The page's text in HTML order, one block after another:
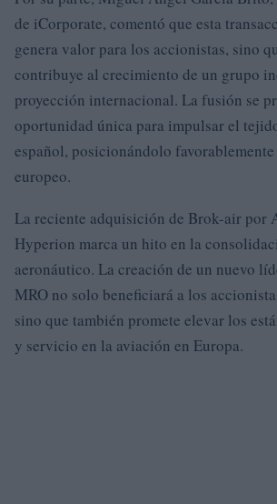
de iCorporate, comentó que esta
genera valor para los accionistas, sino
contribuye al crecimiento de un grupo
proyección internacional. La fusión se
oportunidad única para impulsar el
español, posicionándolo
europeo.
La reciente adquisición de Brok-air por
Hyperion marca un hito en la
aeronáutico. La creación de un nuevo
MRO no solo beneficiará a los
sino que también promete elevar los
y servicio en la aviación en Europa.